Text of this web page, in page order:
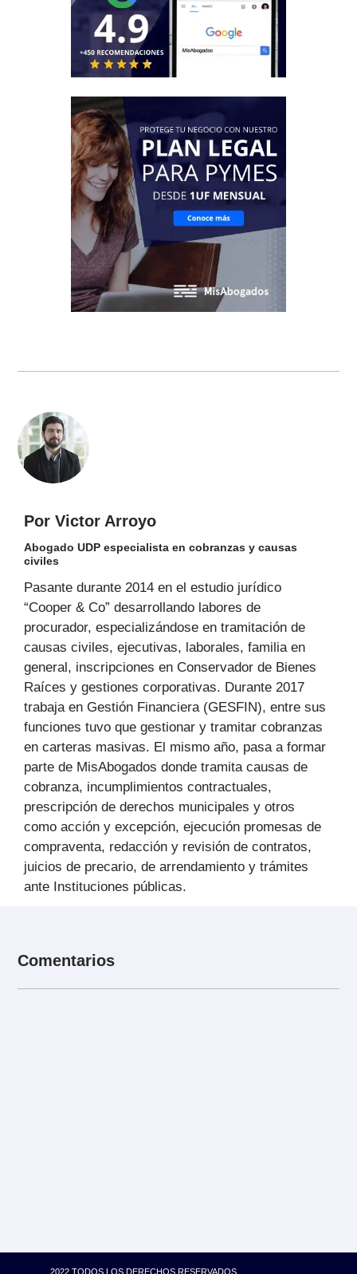
Por Victor Arroyo
Abogado UDP especialista en cobranzas y causas
civiles
Pasante durante 2014 en el estudio jurídico
“Cooper & Co” desarrollando labores de
procurador, especializándose en tramitación de
causas civiles, ejecutivas, laborales, familia en
general, inscripciones en Conservador de Bienes
Raíces y gestiones corporativas. Durante 2017
trabaja en Gestión Financiera (GESFIN), entre sus
funciones tuvo que gestionar y tramitar cobranzas
en carteras masivas. El mismo año, pasa a formar
parte de MisAbogados donde tramita causas de
cobranza, incumplimientos contractuales,
prescripción de derechos municipales y otros
como acción y excepción, ejecución promesas de
compraventa, redacción y revisión de contratos,
juicios de precario, de arrendamiento y trámites
ante Instituciones públicas.
Comentarios